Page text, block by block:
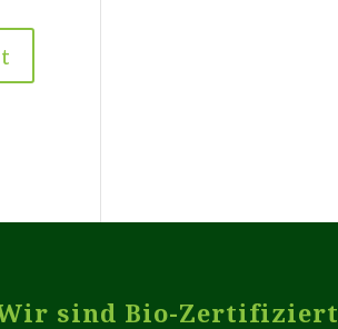
sind Bio-Zertifiziert